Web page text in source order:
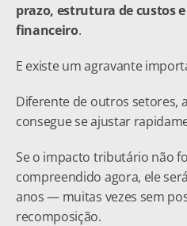
prazo, estrutura de custos
financeiro.
E existe um agravante
Diferente de outros setores,
consegue se ajustar
Se o impacto tributário não
compreendido agora, ele
anos — muitas vezes sem
recomposição.